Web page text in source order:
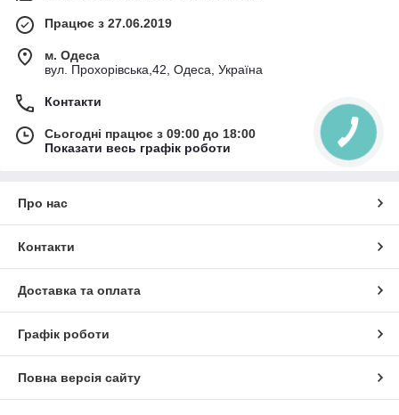
Працює з 27.06.2019
м. Одеса
вул. Прохорівська,42, Одеса, Україна
Контакти
Сьогодні працює з 09:00 до 18:00
Показати весь графік роботи
Про нас
Контакти
Доставка та оплата
Графік роботи
Повна версія сайту